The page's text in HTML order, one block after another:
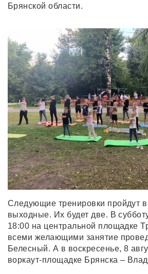
Брянской области.
Следующие тренировки пройдут
выходные. Их будет две. В
18:00 на центральной площадке
всеми желающими занятие
Белесный. А в воскресенье, 8
воркаут-площадке Брянска –